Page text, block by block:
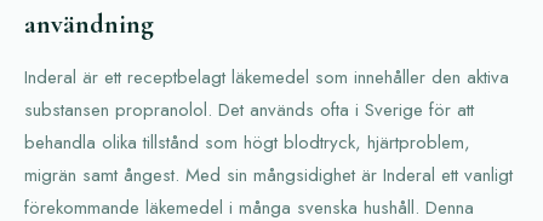
användning
Inderal är ett receptbelagt läkemedel som innehåller den aktiva
substansen propranolol. Det används ofta i Sverige för att
behandla olika tillstånd som högt blodtryck, hjärtproblem,
migrän samt ångest. Med sin mångsidighet är Inderal ett vanligt
förekommande läkemedel i många svenska hushåll. Denna